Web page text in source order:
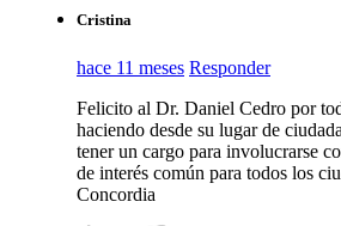
Cristina
hace 11 meses Responder
Felicito al Dr. Daniel Cedro por
haciendo desde su lugar de
tener un cargo para involucrarse
de interés común para todos los
Concordia